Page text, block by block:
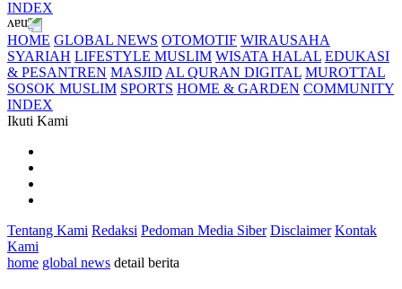
INDEX
HOME GLOBAL NEWS OTOMOTIF WIRAUSAHA
SYARIAH LIFESTYLE MUSLIM WISATA HALAL EDUKASI
& PESANTREN MASJID AL QURAN DIGITAL MUROTTAL
SOSOK MUSLIM SPORTS HOME & GARDEN COMMUNITY
INDEX
Ikuti Kami
Tentang Kami Redaksi Pedoman Media Siber Disclaimer Kontak
Kami
home global news detail berita